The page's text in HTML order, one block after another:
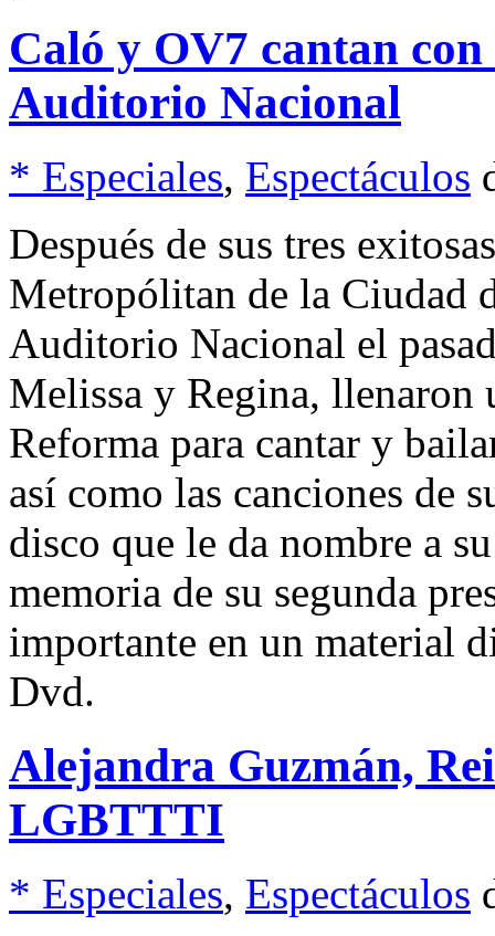
Caló y OV7 cantan con
Auditorio Nacional
* Especiales, Espectáculos
Después de sus tres
Metropólitan de la Ciudad
Auditorio Nacional el
Melissa y Regina, llenaron
Reforma para cantar y
así como las canciones de
disco que le da nombre a
memoria de su segunda
importante en un material
Dvd.
Alejandra Guzmán,
LGBTTTI
* Especiales, Espectáculos